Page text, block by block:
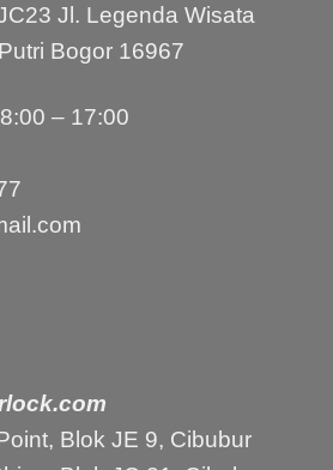
Jl. Legenda Wisata
Bogor 16967
– 17:00
Blok JE 9, Cibubur